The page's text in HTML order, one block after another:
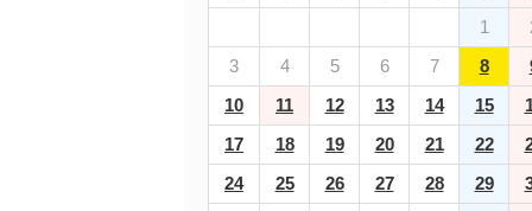
1
3
4 5 6 7 8
10
11 12 13 14 15
17
18 19 20 21 22
24
25 26 27 28 29